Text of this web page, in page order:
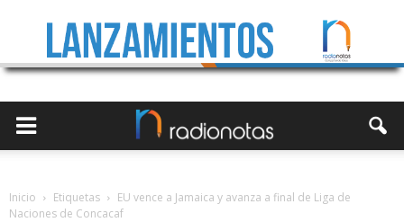
Inicio Etiquetas
EU vence a Jamaica y avanza a final de Liga de
Naciones de Concacaf